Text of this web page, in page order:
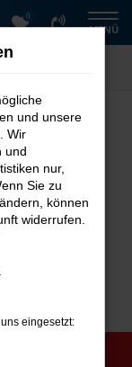
0
MENÜ
und unsere
Wir
und
nur,
Sie zu
können
widerrufen.
eingesetzt: